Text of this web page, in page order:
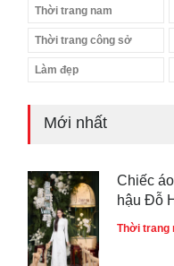
Thời trang nam
Thời trang công sở
Làm đẹp
Mới nhất
Chiếc
hậu Đỗ
Thời trang